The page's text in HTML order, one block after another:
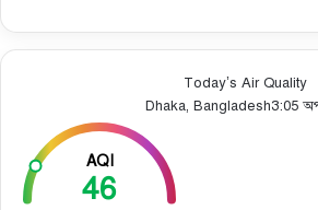
Today’s Air Quality
Dhaka, Bangladesh3:05
AQI
46